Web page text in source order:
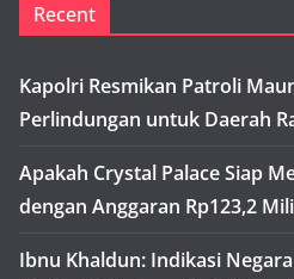
Recent
Kapolri Resmikan Patroli
Perlindungan untuk Daerah
Apakah Crystal Palace Siap
dengan Anggaran Rp123,2
Ibnu Khaldun: Indikasi